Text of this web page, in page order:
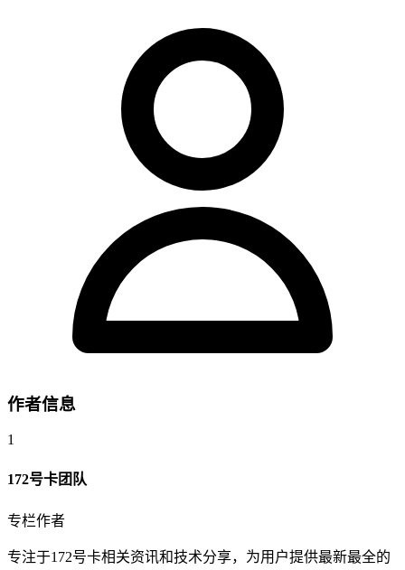
作者信息
1
172号卡团队
专栏作者
专注于172号卡相关资讯和技术分享，为用户提供最新最全的